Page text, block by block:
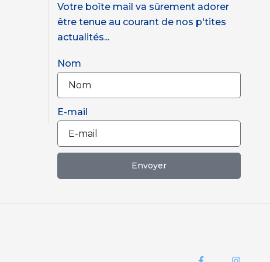
Votre boîte mail va sûrement adorer
être tenue au courant de nos p'tites
actualités...
Nom
E-mail
Envoyer